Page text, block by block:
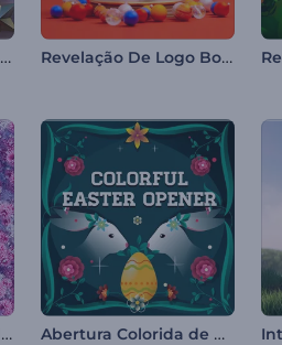
Cartão Postal de Saudações de Férias Revelação De Logo Bola De Neve
Introdução Floreada de Ovo de Páscoa Abertura Colorida de Páscoa